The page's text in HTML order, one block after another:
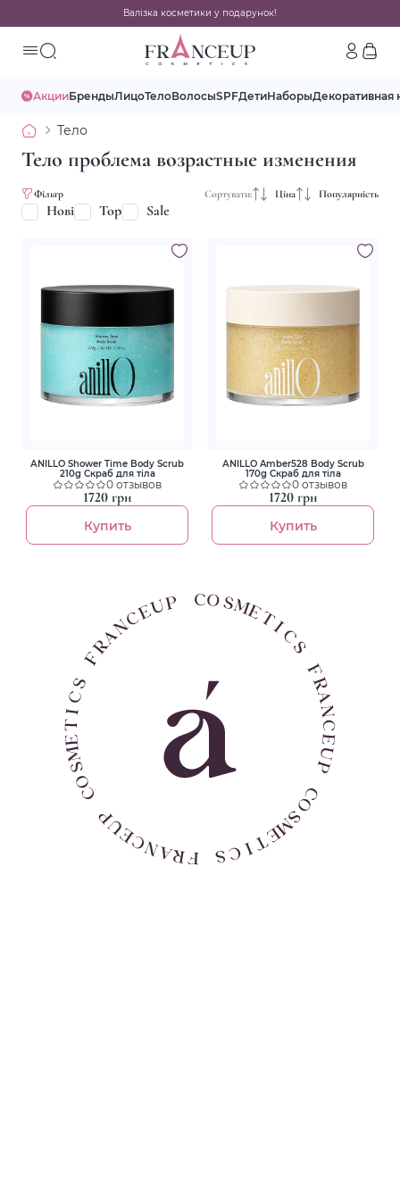
Валізка косметики у подарунок!
АкцииБрендыЛицоТелоВолосыSPFДетиНаборыДекоративная
Тело
Тело проблема возрастные изменения
Фільтр Сортувати: Ціна Популярність
Нові Top Sale
АNILLO Shower Time Body Scrub
210g Скраб для тіла
0 отзывов
1720 грн
Купить
АNILLO Amber528 Body Scrub
170g Скраб для тіла
0 отзывов
1720 грн
Купить